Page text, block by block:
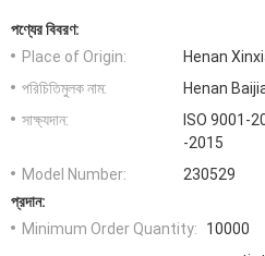
পণ্যের বিবরণ:
Place of Origin:
Henan
পরিচিতিমুলক নাম:
Henan
সাক্ষ্যদান:
ISO 9001-
-2015
Model Number:
230529
প্রদান:
Minimum Order Quantity:
10000